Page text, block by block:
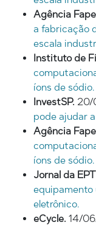
Agência
a fabricação
escala
Instituto de
íons de sódio.
InvestSP. 20/
pode ajudar
Agência
íons de sódio.
Jornal da
equipamento
eletrônico.
eCycle. 14/